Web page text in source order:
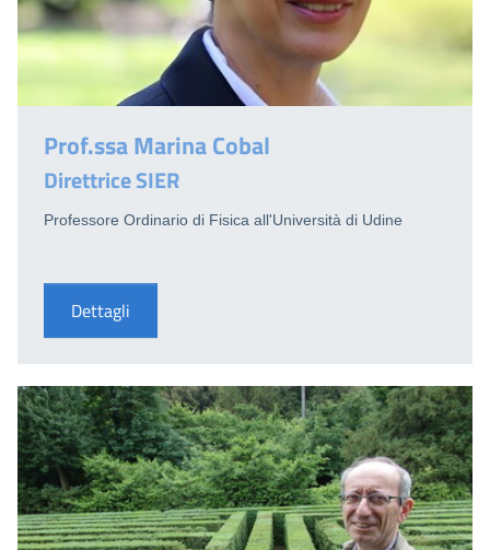
Prof.ssa Marina Cobal
Direttrice SIER
Professore Ordinario di Fisica all'Università di Udine
Dettagli